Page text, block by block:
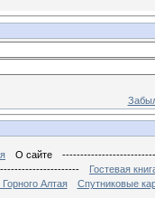
О сайте
Гостевая
Горного Алтая Спутниковые